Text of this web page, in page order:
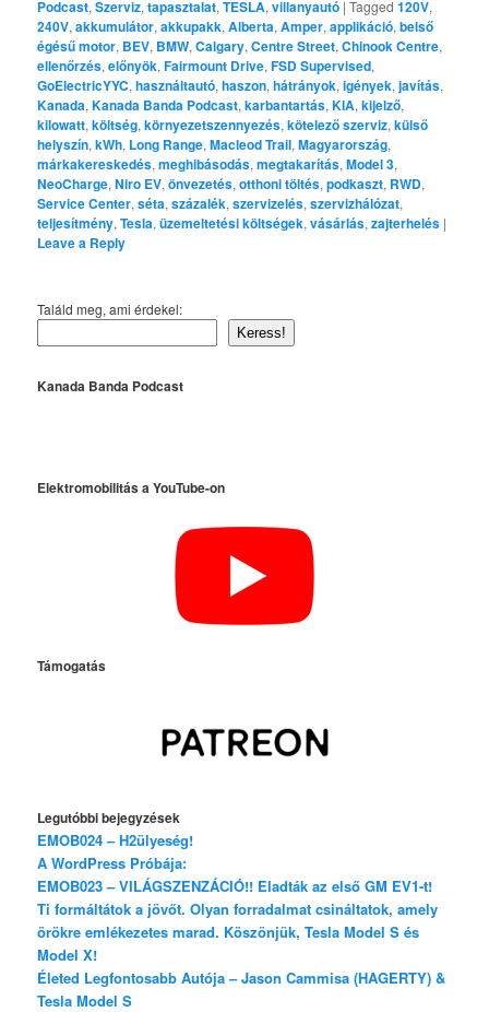
Podcast,Szerviz,tapasztalat,TESLA,villanyautó |Tagged 120V,
240V,akkumulátor,akkupakk,Alberta,Amper,applikáció,belső
égésű motor, BEV, BMW,Calgary,Centre Street,Chinook Centre,
ellenőrzés,előnyök,Fairmount Drive,FSD Supervised,
GoElectricYYC,használtautó,haszon,hátrányok,igények,javítás,
Kanada,Kanada Banda Podcast,karbantartás,KIA,kijelző,
kilowatt,költség,környezetszennyezés,kötelező szerviz,külső
helyszín,kWh, Long Range,Macleod Trail,Magyarország,
márkakereskedés,meghibásodás,megtakarítás,Model 3,
NeoCharge,Niro EV,önvezetés,otthoni töltés,podkaszt, RWD,
Service Center,séta,százalék,szervizelés,szervizhálózat,
teljesítmény,Tesla,üzemeltetési költségek,vásárlás,zajterhelés |
Leave a Reply
Találd meg, ami érdekel:
Keress!
Kanada Banda Podcast
Elektromobilitás a YouTube-on
Támogatás
Legutóbbi bejegyzések
EMOB024 – H2ülyeség!
A WordPress Próbája:
EMOB023 – VILÁGSZENZÁCIÓ!! Eladták az első GM EV1-t!
Ti formáltátok a jövőt. Olyan forradalmat csináltatok, amely
örökre emlékezetes marad. Köszönjük, Tesla Model S és
Model X!
Életed Legfontosabb Autója – Jason Cammisa (HAGERTY) &
Tesla Model S